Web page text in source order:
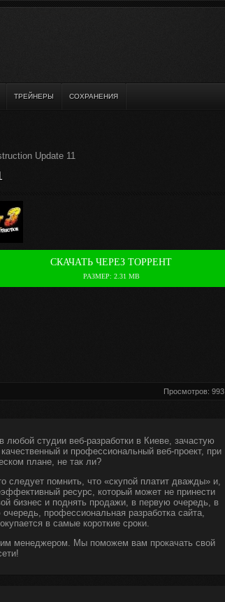
ТРЕЙНЕРЫ СОХРАНЕНИЯ
Update 11
СКАЧАТЬ ЧЕРЕЗ ТОРРЕНТ
РАЗМЕР: 2.31 MB
Просмотров: 993
любой студии веб-разработки в Киеве, зачастую
и профессиональный веб-проект, при
плане, не так ли?
следует помнить, что «скупой платит дважды» и,
ресурс, который может не принести
бизнес и поднять продажи, в первую очередь, в
профессиональная разработка сайта,
в самые короткие сроки.
менеджером. Мы поможем вам прокачать свой